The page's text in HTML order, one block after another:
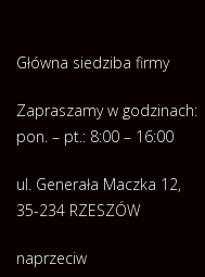
Główna siedziba firmy
Zapraszamy w godzinach:
pon. – pt.: 8:00 – 16:00
ul. Generała Maczka 12,
35-234 RZESZÓW
naprzeciw